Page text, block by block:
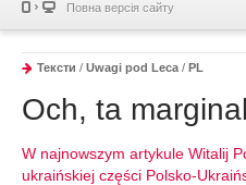
Повна версія сайту
Тексти / Uwagi pod Leca / PL
Och, ta
W najnowszym artykule Witalij
ukraińskiej części Polsko-